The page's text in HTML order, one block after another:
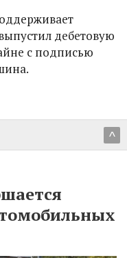
дебетовую
с подписью
^